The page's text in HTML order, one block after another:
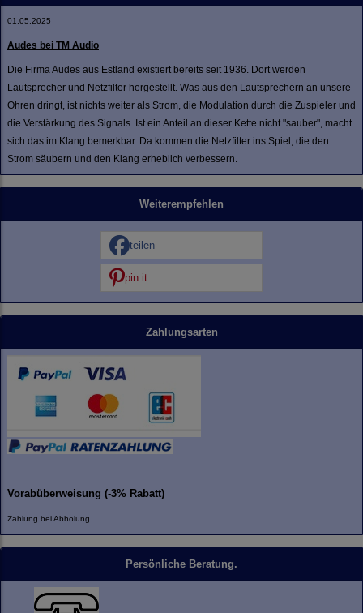
01.05.2025
Audes bei TM Audio
Die Firma Audes aus Estland existiert bereits seit 1936. Dort werden
Lautsprecher und Netzfilter hergestellt. Was aus den Lautsprechern an unsere
Ohren dringt, ist nichts weiter als Strom, die Modulation durch die Zuspieler und
die Verstärkung des Signals. Ist ein Anteil an dieser Kette nicht "sauber", macht
sich das im Klang bemerkbar. Da kommen die Netzfilter ins Spiel, die den
Strom säubern und den Klang erheblich verbessern.
Weiterempfehlen
teilen
pin it
Zahlungsarten
Vorabüberweisung (-3% Rabatt)
Zahlung bei Abholung
Persönliche Beratung.